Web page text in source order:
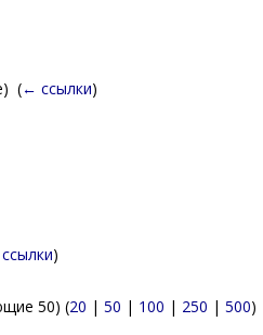
(← ссылки)
)
50) (20 | 50 | 100 | 250 | 500)